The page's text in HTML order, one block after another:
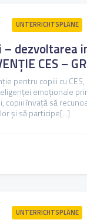
UNTERRICHTSPLÄNE
– dezvoltarea
CES –
pentru copiii cu
emoționale
copiii învață să
și să participe[...]
UNTERRICHTSPLÄNE